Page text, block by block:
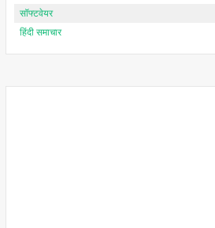
सॉफ्टवेयर
हिंदी समाचार